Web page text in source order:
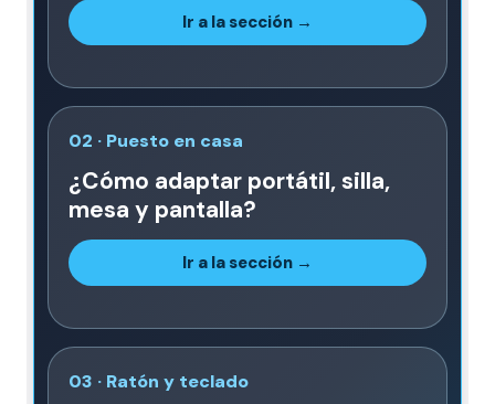
Ir a la sección →
02 · Puesto en casa
¿Cómo adaptar portátil, silla,
mesa y pantalla?
Ir a la sección →
03 · Ratón y teclado